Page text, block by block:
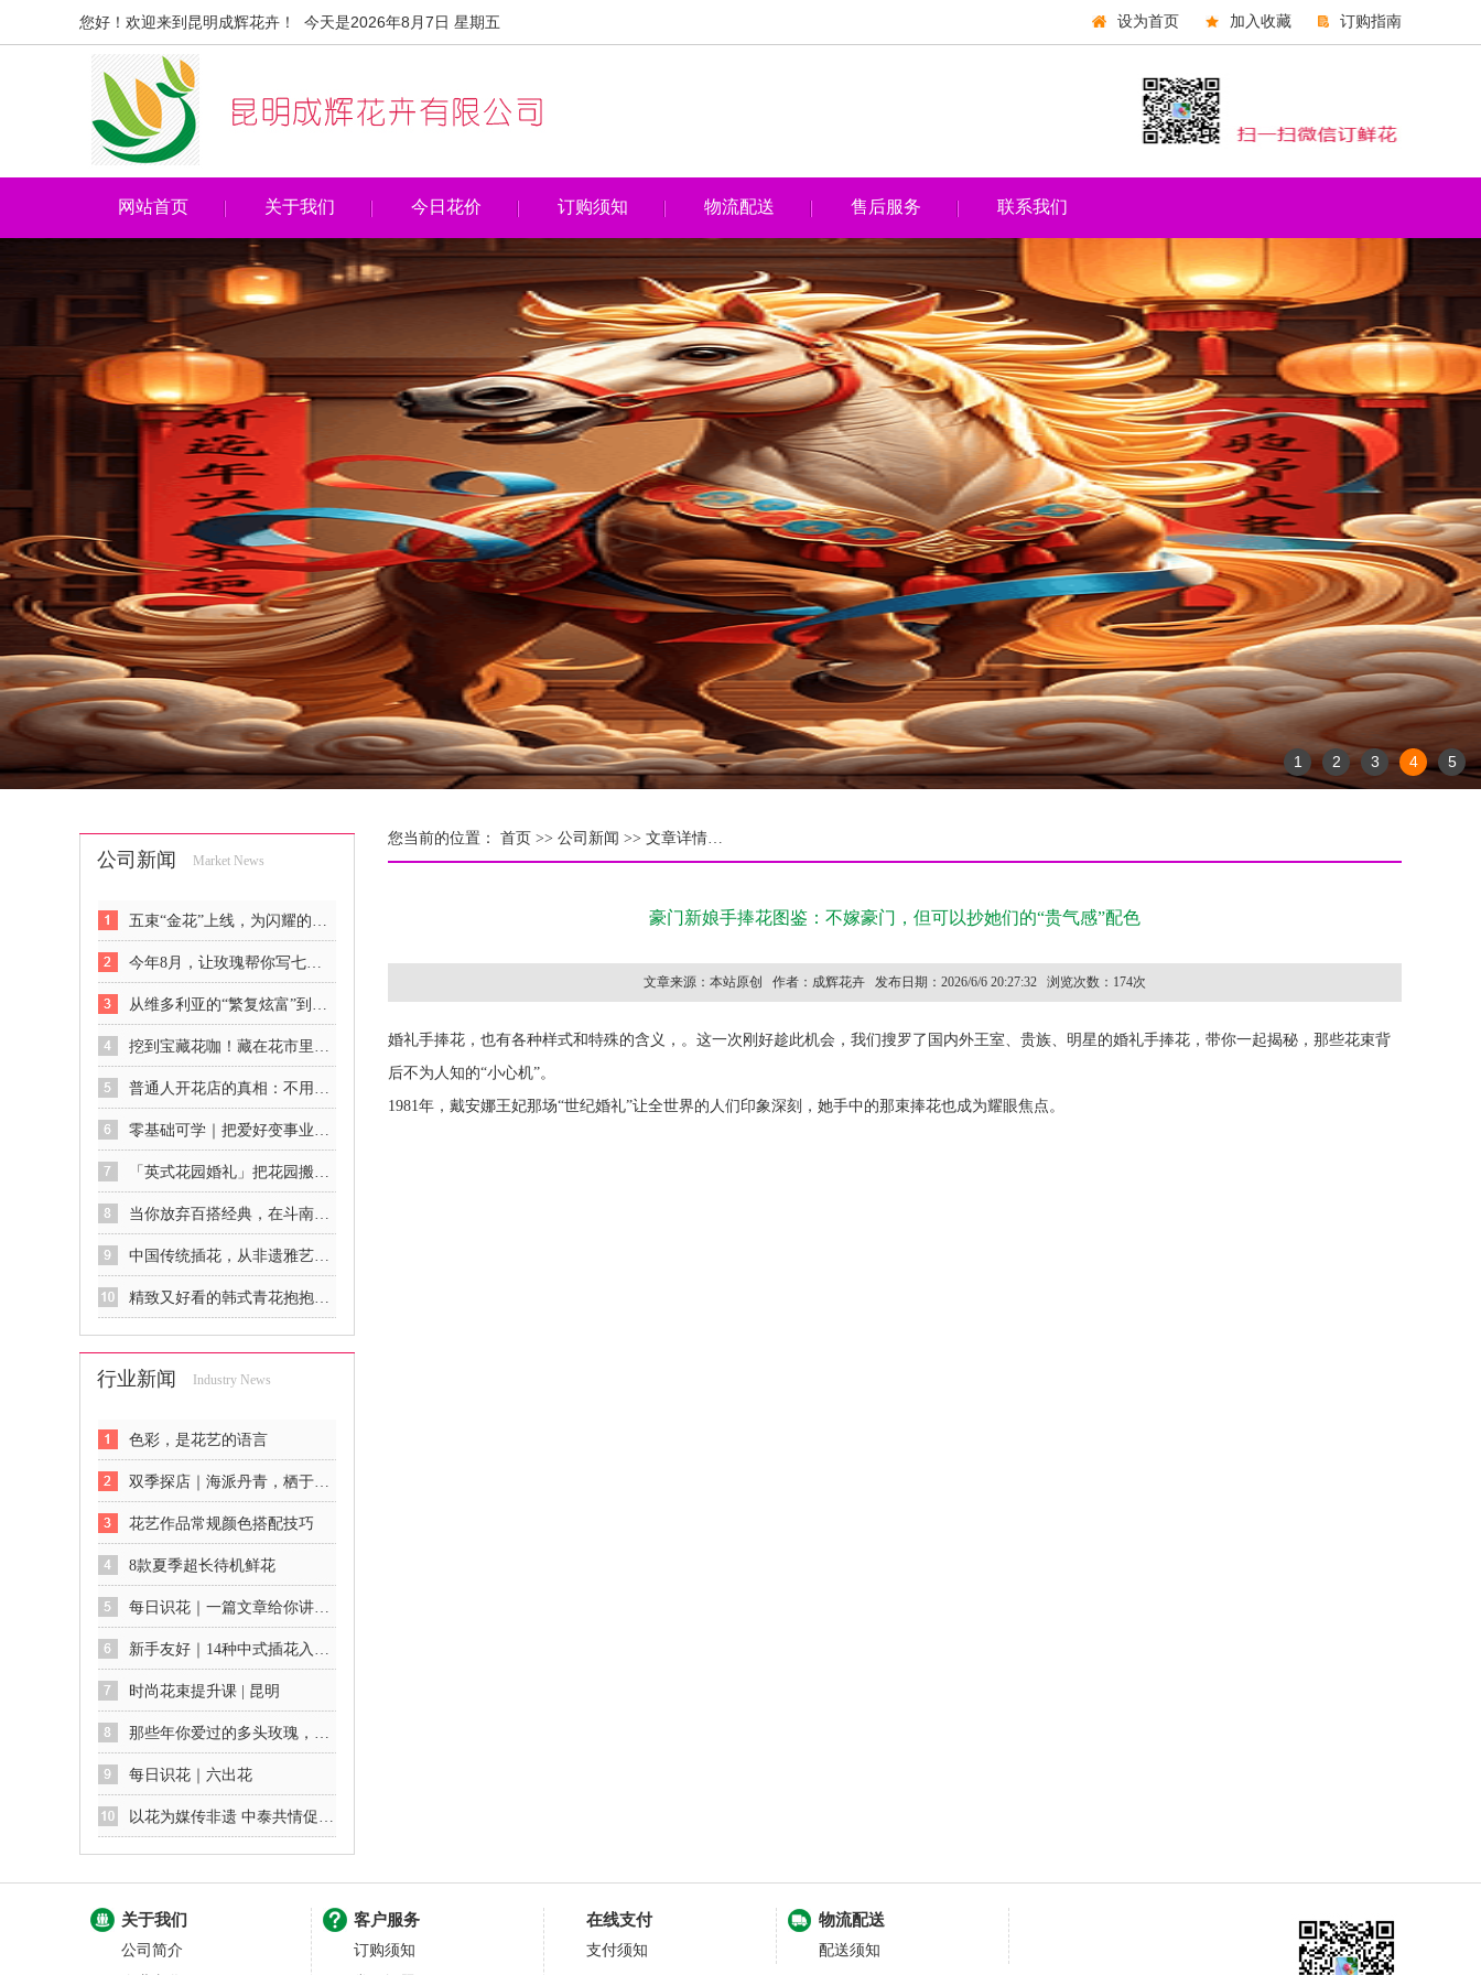
您好！欢迎来到昆明成辉花卉！ 今天是2026年8月7日 星期五 设为首页 加入收藏 订购指南
网站首页 关于我们 今日花价 订购须知 物流配送 售后服务 联系我们
1 2 3 4 5
公司新闻 Market News
五束“金花”上线，为闪耀的女人们解锁悦己新姿势
今年8月，让玫瑰帮你写七夕情书
从维多利亚的“繁复炫富”到印象派的“自然呼吸”：欧美花艺的觉醒史
挖到宝藏花咖！藏在花市里的春日治愈秘境
普通人开花店的真相：不用砸钱、不用囤货，零基础也能稳稳入行
零基础可学｜把爱好变事业，花艺是最温柔的谋生方式
「英式花园婚礼」把花园搬进餐厅，像闯进一场下午茶后的秘密花园
当你放弃百搭经典，在斗南花市你可以获得……
中国传统插花，从非遗雅艺到商业新宠
精致又好看的韩式青花抱抱桶花礼
行业新闻 Industry News
色彩，是花艺的语言
双季探店｜海派丹青，栖于花间：一场不期而遇的艺术展
花艺作品常规颜色搭配技巧
8款夏季超长待机鲜花
每日识花｜一篇文章给你讲透绣球花及养护方法
新手友好｜14种中式插花入门公式
时尚花束提升课 | 昆明
那些年你爱过的多头玫瑰，你最爱哪一款
每日识花｜六出花
以花为媒传非遗 中泰共情促交流
您当前的位置： 首页 >> 公司新闻 >> 文章详情…
豪门新娘手捧花图鉴：不嫁豪门，但可以抄她们的“贵气感”配色
文章来源： 本站原创 作者： 成辉花卉 发布日期： 2026/6/6 20:27:32 浏览次数： 174次
婚礼手捧花，也有各种样式和特殊的含义，。这一次刚好趁此机会，我们搜罗了国内外王室、贵族、明星的婚礼手捧花，带你一起揭秘，那些花束背
后不为人知的“小心机”。
1981年，戴安娜王妃那场“世纪婚礼”让全世界的人们印象深刻，她手中的那束捧花也成为耀眼焦点。
关于我们
公司简介
客户服务
订购须知
在线支付
支付须知
物流配送
配送须知